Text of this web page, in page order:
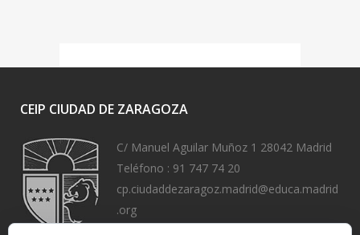
CEIP CIUDAD DE ZARAGOZA
C/ Manuel Aguilar Muñoz 1 28042 Madrid
Teléfono : 91 747 74 20
cp.ciudaddezaragoz.madrid@educa.madrid
.org